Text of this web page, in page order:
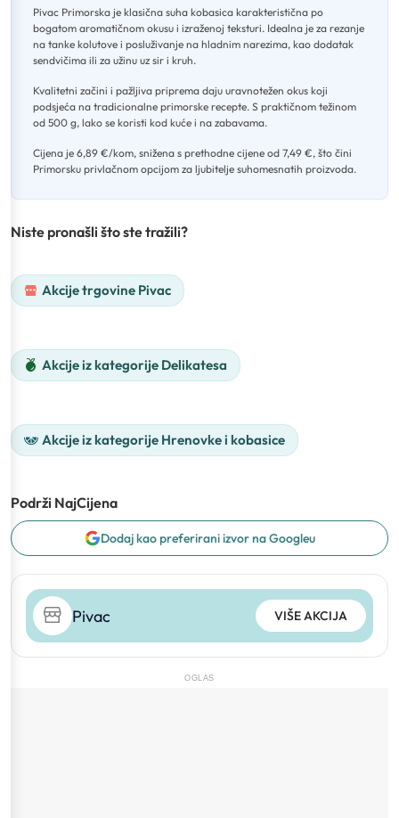
Pivac Primorska je klasična suha kobasica karakteristična po
bogatom aromatičnom okusu i izraženoj teksturi. Idealna je za rezanje
na tanke kolutove i posluživanje na hladnim narezima, kao dodatak
sendvičima ili za užinu uz sir i kruh.
Kvalitetni začini i pažljiva priprema daju uravnotežen okus koji
podsjeća na tradicionalne primorske recepte. S praktičnom težinom
od 500 g, lako se koristi kod kuće i na zabavama.
Cijena je 6,89 €/kom, snižena s prethodne cijene od 7,49 €, što čini
Primorsku privlačnom opcijom za ljubitelje suhomesnatih proizvoda.
Niste pronašli što ste tražili?
Akcije trgovine Pivac
Akcije iz kategorije Delikatesa
Akcije iz kategorije Hrenovke i kobasice
Podrži NajCijena
Dodaj kao preferirani izvor na Googleu
Pivac VIŠE AKCIJA
OGLAS